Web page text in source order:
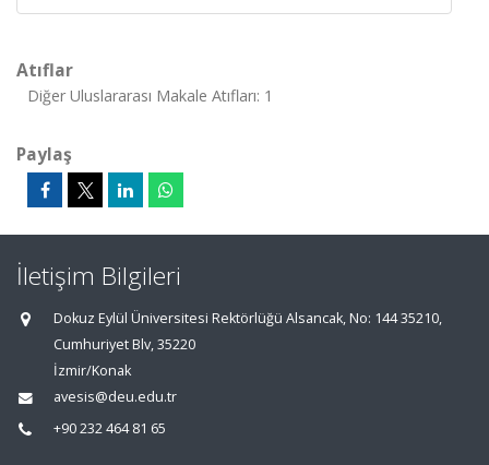
Atıflar
Diğer Uluslararası Makale Atıfları: 1
Paylaş
İletişim Bilgileri
Dokuz Eylül Üniversitesi Rektörlüğü Alsancak, No: 144 35210,
Cumhuriyet Blv, 35220
İzmir/Konak
avesis@deu.edu.tr
+90 232 464 81 65